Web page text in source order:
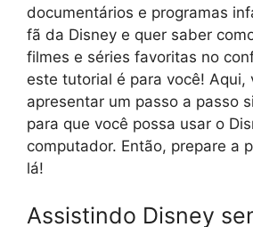
documentários e programas
fã da Disney e quer saber
filmes e séries favoritas no
este tutorial é para você! Aqui,
apresentar um passo a passo
para que você possa usar o
computador. Então, prepare a
lá!
Assistindo Disney